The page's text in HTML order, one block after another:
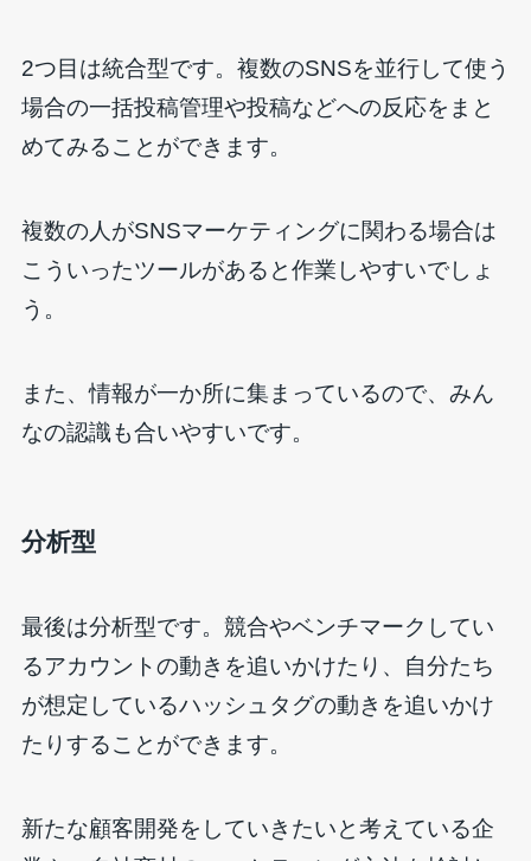
2つ目は統合型です。複数のSNSを並行して使う
場合の一括投稿管理や投稿などへの反応をまと
めてみることができます。
複数の人がSNSマーケティングに関わる場合は
こういったツールがあると作業しやすいでしょ
う。
また、情報が一か所に集まっているので、みん
なの認識も合いやすいです。
分析型
最後は分析型です。競合やベンチマークしてい
るアカウントの動きを追いかけたり、自分たち
が想定しているハッシュタグの動きを追いかけ
たりすることができます。
新たな顧客開発をしていきたいと考えている企